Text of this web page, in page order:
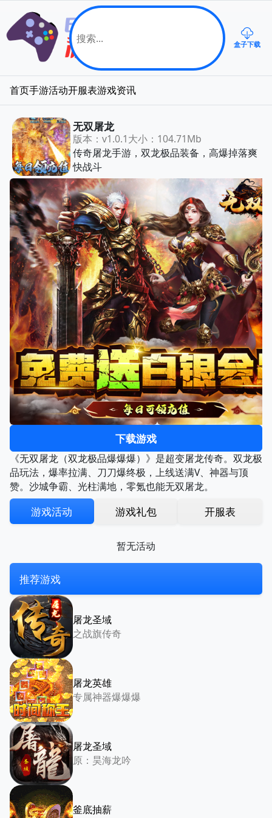
盒子下载
首页手游活动开服表游戏资讯
无双屠龙
版本：v1.0.1大小：104.71Mb
传奇屠龙手游，双龙极品装备，高爆掉落爽
快战斗
下载游戏
《无双屠龙（双龙极品爆爆爆）》是超变屠龙传奇。双龙极
品玩法，爆率拉满、刀刀爆终极，上线送满V、神器与顶
赞。沙城争霸、光柱满地，零氪也能无双屠龙。
游戏活动 游戏礼包 开服表
暂无活动
推荐游戏
屠龙圣域
之战旗传奇
屠龙英雄
专属神器爆爆爆
屠龙圣域
原：昊海龙吟
釜底抽薪